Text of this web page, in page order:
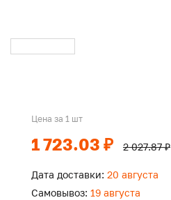
Цена за 1 шт
1 723.03 ₽ 2 027.87 ₽
Дата доставки: 20 августа
Самовывоз: 19 августа